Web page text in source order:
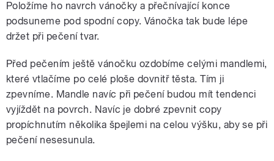
Položíme ho navrch vánočky a přečnívající konce
podsuneme pod spodní copy. Vánočka tak bude lépe
držet při pečení tvar.
Před pečením ještě vánočku ozdobíme celými mandlemi,
které vtlačíme po celé ploše dovnitř těsta. Tím ji
zpevníme. Mandle navíc při pečení budou mít tendenci
vyjíždět na povrch. Navíc je dobré zpevnit copy
propíchnutím několika špejlemi na celou výšku, aby se při
pečení nesesunula.